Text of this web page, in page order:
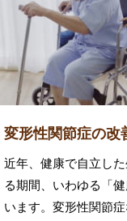
変形性関節症の改
近年、健康で自立し
る期間、いわゆる「
います。変形性関節